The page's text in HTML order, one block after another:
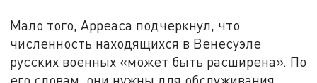
Мало того, Арреаса подчеркнул, что
численность находящихся в Венесуэле
русских военных «может быть расширена». По
его словам, они нужны для обслуживания